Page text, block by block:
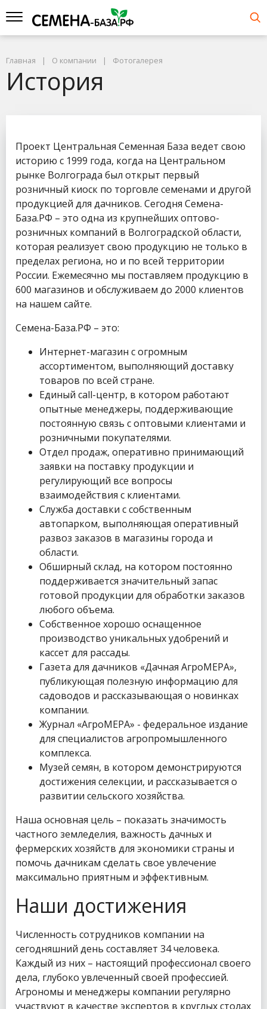
Главная О компании Фотогалерея
История
Проект Центральная Семенная База ведет свою
историю с 1999 года, когда на Центральном
рынке Волгограда был открыт первый
розничный киоск по торговле семенами и другой
продукцией для дачников. Сегодня Семена-
База.РФ – это одна из крупнейших оптово-
розничных компаний в Волгоградской области,
которая реализует свою продукцию не только в
пределах региона, но и по всей территории
России. Ежемесячно мы поставляем продукцию в
600 магазинов и обслуживаем до 2000 клиентов
на нашем сайте.
Семена-База.РФ – это:
Интернет-магазин с огромным
ассортиментом, выполняющий доставку
товаров по всей стране.
Единый call-центр, в котором работают
опытные менеджеры, поддерживающие
постоянную связь с оптовыми клиентами и
розничными покупателями.
Отдел продаж, оперативно принимающий
заявки на поставку продукции и
регулирующий все вопросы
взаимодействия с клиентами.
Служба доставки с собственным
автопарком, выполняющая оперативный
развоз заказов в магазины города и
области.
Обширный склад, на котором постоянно
поддерживается значительный запас
готовой продукции для обработки заказов
любого объема.
Собственное хорошо оснащенное
производство уникальных удобрений и
кассет для рассады.
Газета для дачников «Дачная АгроМЕРА»,
публикующая полезную информацию для
садоводов и рассказывающая о новинках
компании.
Журнал «АгроМЕРА» - федеральное издание
для специалистов агропромышленного
комплекса.
Музей семян, в котором демонстрируются
достижения селекции, и рассказывается о
развитии сельского хозяйства.
Наша основная цель – показать значимость
частного земледелия, важность дачных и
фермерских хозяйств для экономики страны и
помочь дачникам сделать свое увлечение
максимально приятным и эффективным.
Наши достижения
Численность сотрудников компании на
сегодняшний день составляет 34 человека.
Каждый из них – настоящий профессионал своего
дела, глубоко увлеченный своей профессией.
Агрономы и менеджеры компании регулярно
участвуют в качестве экспертов в круглых столах